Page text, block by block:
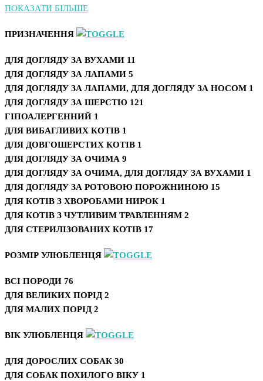
ПОКАЗАТИ БІЛЬШЕ
ПРИЗНАЧЕННЯ
ДЛЯ ДОГЛЯДУ ЗА ВУХАМИ 11
ДЛЯ ДОГЛЯДУ ЗА ЛАПАМИ 5
ДЛЯ ДОГЛЯДУ ЗА ЛАПАМИ, ДЛЯ ДОГЛЯДУ ЗА НОСОМ 1
ДЛЯ ДОГЛЯДУ ЗА ШЕРСТЮ 121
ГІПОАЛЕРГЕННИЙ 1
ДЛЯ ВИБАГЛИВИХ КОТІВ 1
ДЛЯ ДОВГОШЕРСТИХ КОТІВ 1
ДЛЯ ДОГЛЯДУ ЗА ОЧИМА 9
ДЛЯ ДОГЛЯДУ ЗА ОЧИМА, ДЛЯ ДОГЛЯДУ ЗА ВУХАМИ 1
ДЛЯ ДОГЛЯДУ ЗА РОТОВОЮ ПОРОЖНИНОЮ 15
ДЛЯ КОТІВ З ХВОРОБАМИ НИРОК 1
ДЛЯ КОТІВ З ЧУТЛИВИМ ТРАВЛЕННЯМ 2
ДЛЯ СТЕРИЛІЗОВАНИХ КОТІВ 17
РОЗМІР УЛЮБЛЕНЦЯ
ВСІ ПОРОДИ 76
ДЛЯ ВЕЛИКИХ ПОРІД 2
ДЛЯ МАЛИХ ПОРІД 2
ВІК УЛЮБЛЕНЦЯ
ДЛЯ ДОРОСЛИХ СОБАК 30
ДЛЯ СОБАК ПОХИЛОГО ВІКУ 1